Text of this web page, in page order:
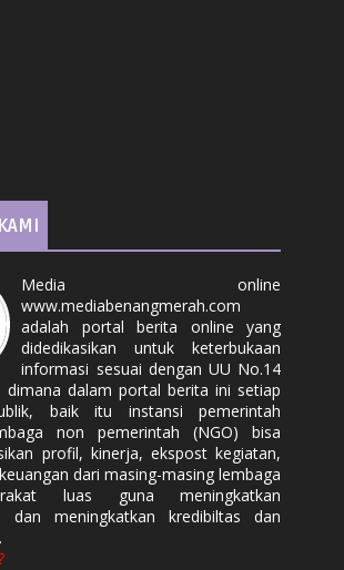
Media online
www.mediabenangmerah.com
adalah portal berita online yang
didedikasikan untuk keterbukaan
informasi sesuai dengan UU No.14
dimana dalam portal berita ini setiap
baik itu instansi pemerintah
non pemerintah (NGO) bisa
profil, kinerja, ekspost kegiatan,
dari masing-masing lembaga
luas guna meningkatkan
dan meningkatkan kredibiltas dan